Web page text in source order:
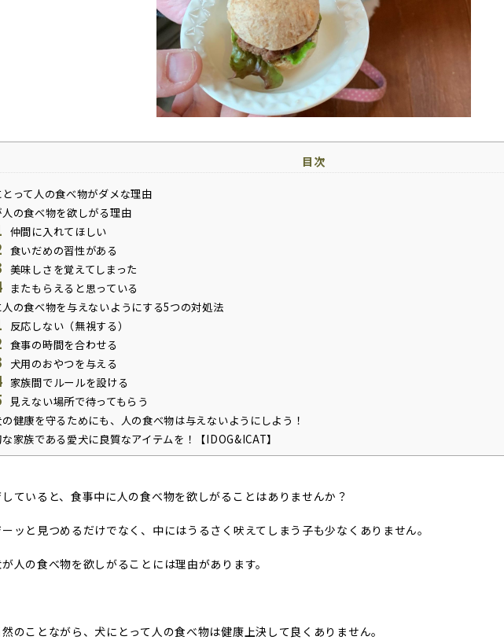
目次
って人の食べ物がダメな理由
の食べ物を欲しがる理由
仲間に入れてほしい
食いだめの習性がある
美味しさを覚えてしまった
またもらえると思っている
の食べ物を与えないようにする5つの対処法
反応しない（無視する）
食事の時間を合わせる
犬用のおやつを与える
家族間でルールを設ける
見えない場所で待ってもらう
健康を守るためにも、人の食べ物は与えないようにしよう！
家族である愛犬に良質なアイテムを！【IDOG&ICAT】
ていると、食事中に人の食べ物を欲しがることはありませんか？
ッと見つめるだけでなく、中にはうるさく吠えてしまう子も少なくありません。
人の食べ物を欲しがることには理由があります。
のことながら、犬にとって人の食べ物は健康上決して良くありません。